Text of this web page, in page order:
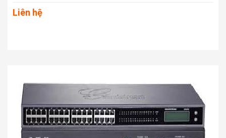
Liên hệ